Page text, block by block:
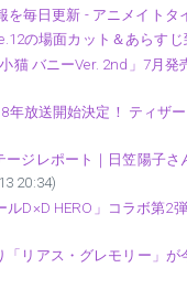
を毎日更新 - アニメイトタ
の場面カット＆あらす
小猫 バニーVer. 2nd」7月
年放送開始決定！ ティ
ージレポート｜日笠陽子
20:34)
ルD×D HERO」コラボ第
「リアス・グレモリー」